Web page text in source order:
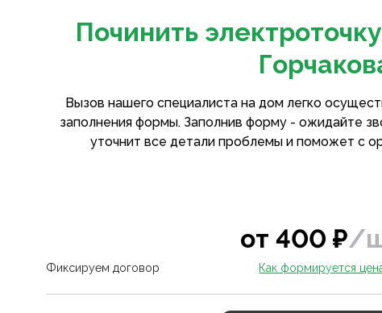
Починить
Вызов нашего специалиста на дом легко
заполнения формы. Заполнив форму - ожидайте
уточнит все детали проблемы и поможет с
от400 ₽/
Фиксируем договор Как формируется